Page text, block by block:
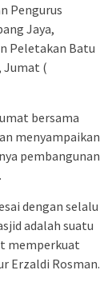
Pengurus
Jaya,
Peletakan Batu
Jumat (
bersama
menyampaikan
pembangunan
dengan selalu
adalah suatu
memperkuat
Erzaldi Rosman.